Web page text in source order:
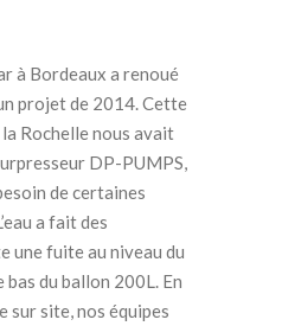
à Bordeaux a renoué
projet de 2014. Cette
Rochelle nous avait
DP-PUMPS,
de certaines
a fait des
une fuite au niveau du
du ballon 200L. En
site, nos équipes